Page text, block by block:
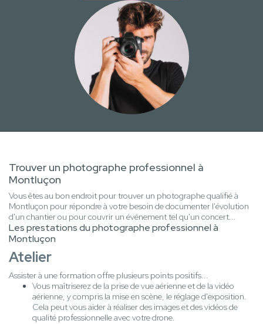
Trouver un photographe professionnel à
Montluçon
Vous êtes au bon endroit pour trouver un photographe qualifié à
Montluçon pour répondre à votre besoin de documenter l'évolution
d'un chantier ou pour couvrir un événement tel qu'un concert...
Les prestations du photographe professionnel à
Montluçon
Atelier
Assister à une formation offre plusieurs points positifs...
Vous maîtriserez de la prise de vue aérienne et de la vidéo
aérienne, y compris la mise en scène, le réglage d'exposition.
Cela peut vous aider à réaliser des images et des vidéos de
qualité professionnelle avec votre drone.